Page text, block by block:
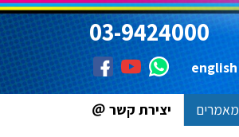
03-9424000
english
מאמרים
יצירת קשר